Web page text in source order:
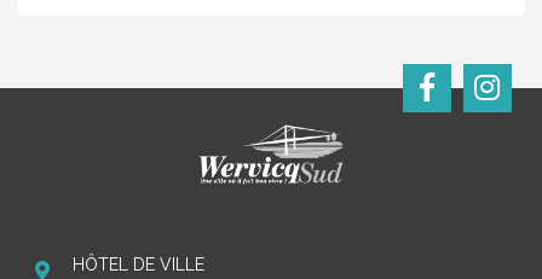
HÔTEL DE VILLE